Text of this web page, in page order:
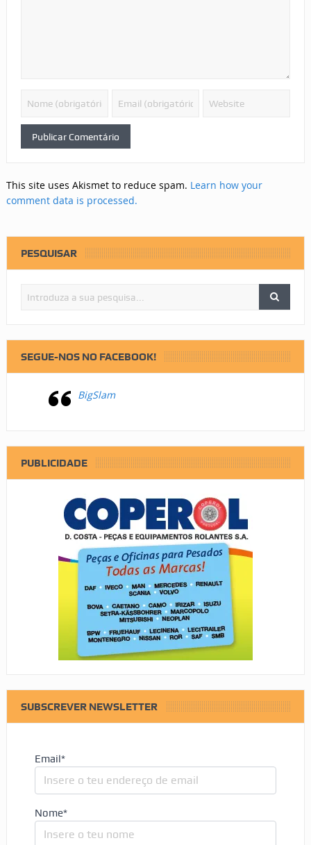
This site uses Akismet to reduce spam. Learn how your
comment data is processed.
PESQUISAR
SEGUE-NOS NO FACEBOOK!
BigSlam
PUBLICIDADE
SUBSCREVER NEWSLETTER
Email*
Nome*